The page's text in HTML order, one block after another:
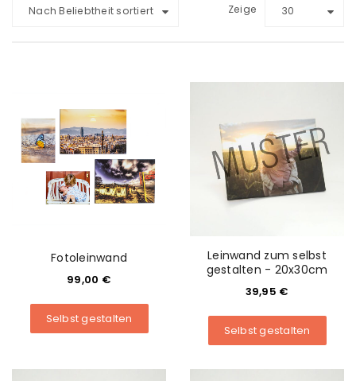
Nach Beliebtheit sortiert Zeige 30
Fotoleinwand
99,00 €
Selbst gestalten
Leinwand zum selbst
gestalten - 20x30cm
39,95 €
Selbst gestalten